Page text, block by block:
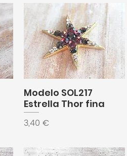
Modelo SOL217
Estrella Thor fina
Precio
3,40 €